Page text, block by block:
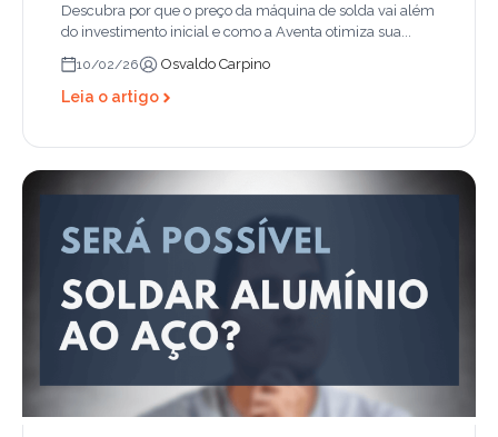
Descubra por que o preço da máquina de solda vai além
do investimento inicial e como a Aventa otimiza sua...
10/02/26 Osvaldo Carpino
Leia o artigo